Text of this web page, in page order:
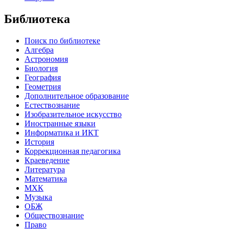
Библиотека
Поиск по библиотеке
Алгебра
Астрономия
Биология
География
Геометрия
Дополнительное образование
Естествознание
Изобразительное искусство
Иностранные языки
Информатика и ИКТ
История
Коррекционная педагогика
Краеведение
Литература
Математика
МХК
Музыка
ОБЖ
Обществознание
Право